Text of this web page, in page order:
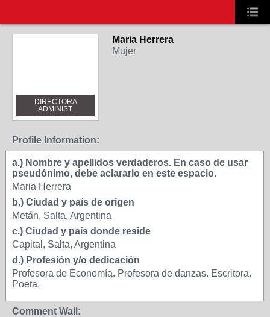
DIRECTORA
ADMINIST.
Maria Herrera
Mujer
Profile Information:
a.) Nombre y apellidos verdaderos. En caso de usar
pseudónimo, debe aclararlo en este espacio.
Maria Herrera
b.) Ciudad y país de origen
Metán, Salta, Argentina
c.) Ciudad y país donde reside
Capital, Salta, Argentina
d.) Profesión y/o dedicación
Profesora de Economía. Profesora de danzas. Escritora.
Poeta.
Comment Wall: